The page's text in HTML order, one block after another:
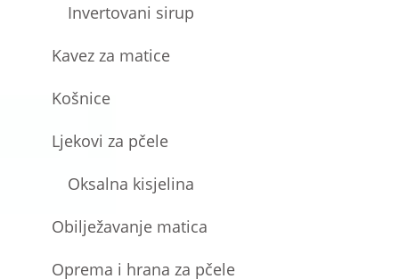
Invertovani sirup
Kavez za matice
Košnice
Ljekovi za pčele
Oksalna kisjelina
Obilježavanje matica
Oprema i hrana za pčele